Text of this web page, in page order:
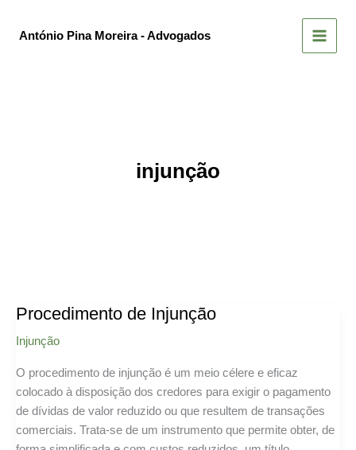
António Pina Moreira - Advogados
injunção
Procedimento de Injunção
Injunção
O procedimento de injunção é um meio célere e eficaz
colocado à disposição dos credores para exigir o pagamento
de dívidas de valor reduzido ou que resultem de transações
comerciais. Trata-se de um instrumento que permite obter, de